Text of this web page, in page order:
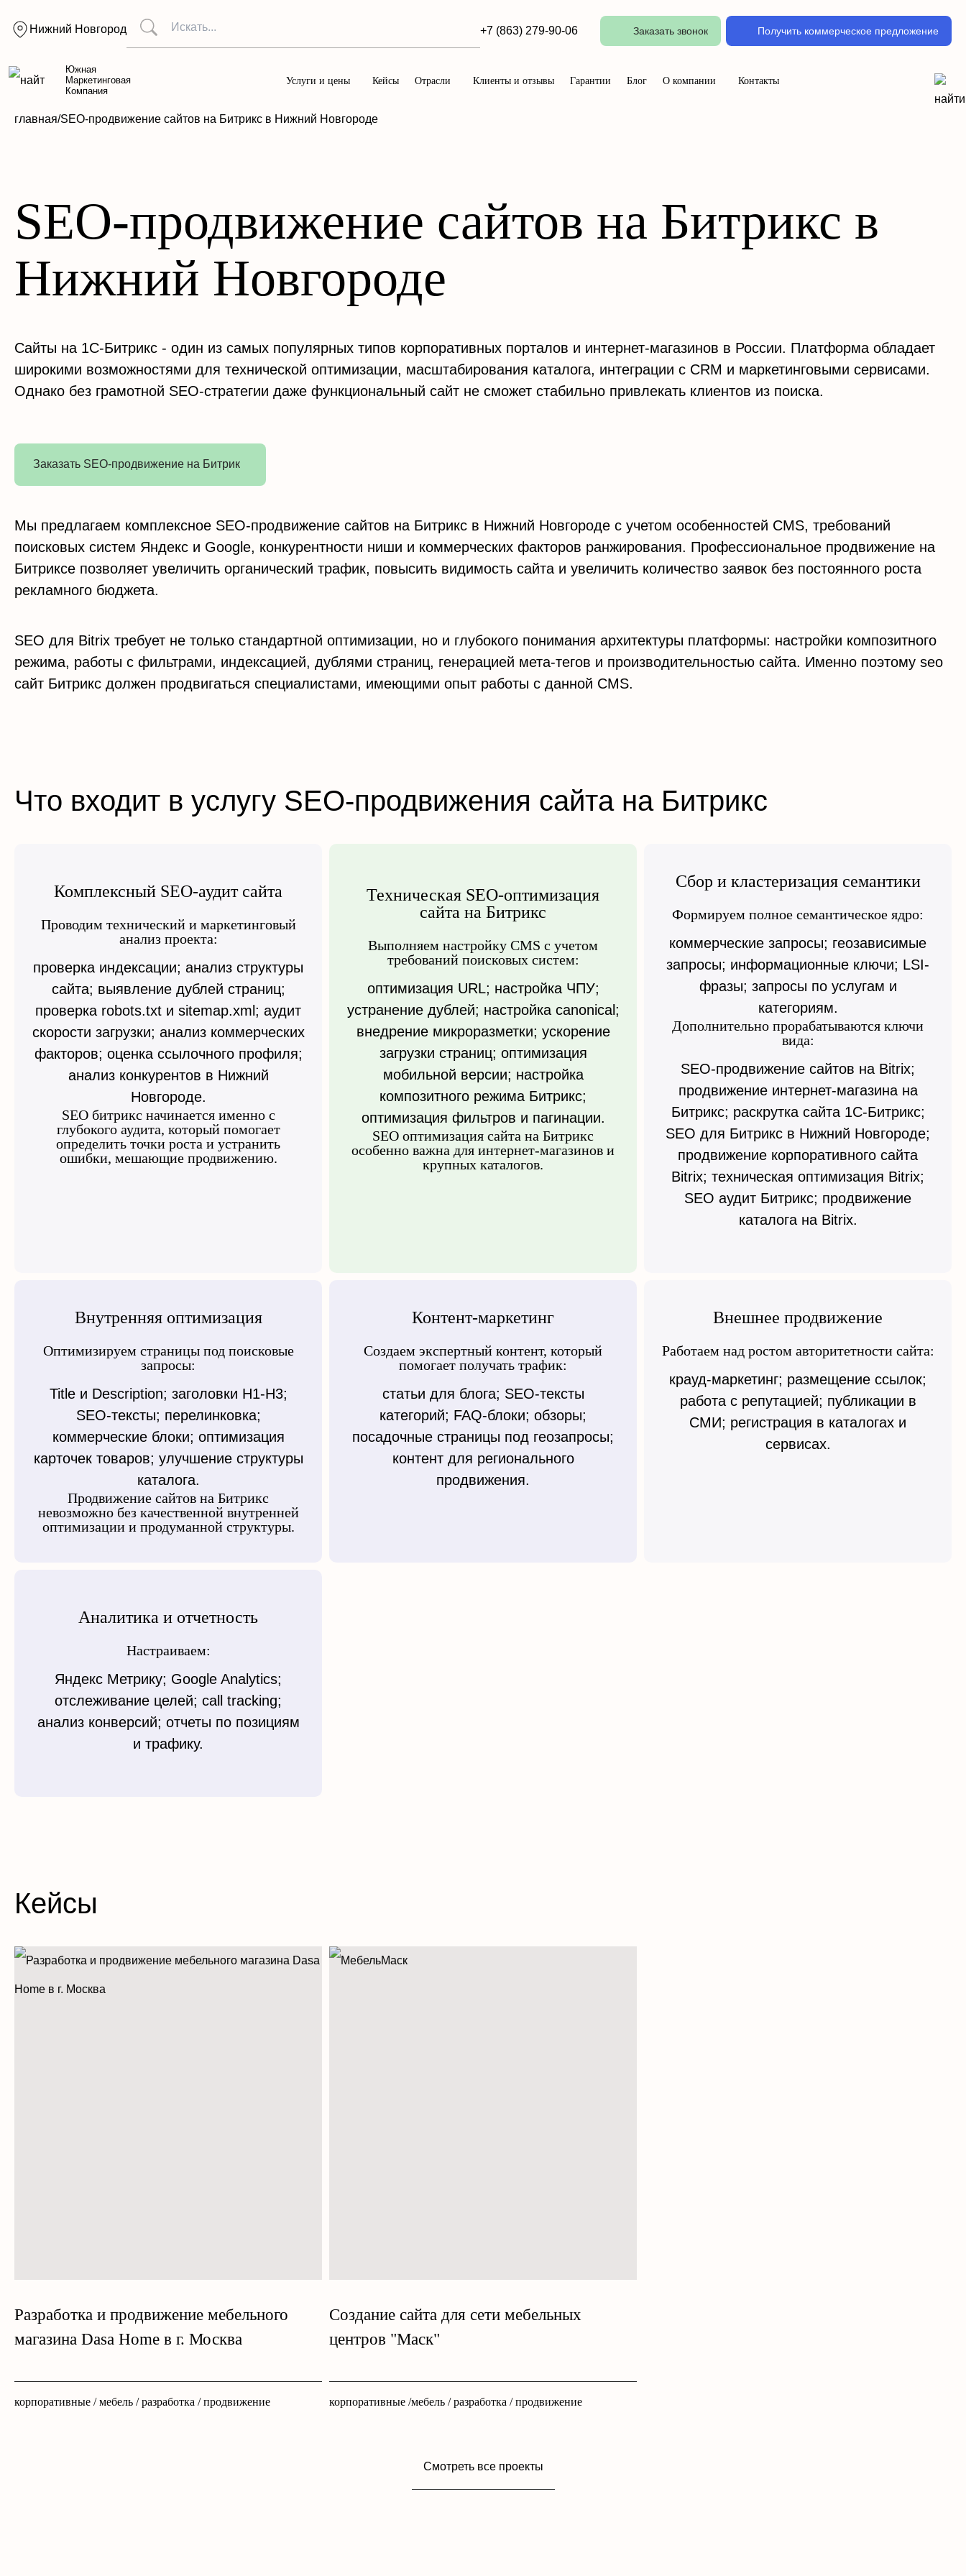
Нижний Новгород +7 (863) 279-90-06 Заказать звонок Получить коммерческое предложение
Южная
Маркетинговая
Компания
Услуги и цены Кейсы Отрасли Клиенты и отзывы Гарантии Блог О компании Контакты
главная/SEO-продвижение сайтов на Битрикс в Нижний Новгороде
SEO-продвижение сайтов на Битрикс в
Нижний Новгороде
Сайты на 1С-Битрикс - один из самых популярных типов корпоративных порталов и интернет-магазинов в России. Платформа обладает
широкими возможностями для технической оптимизации, масштабирования каталога, интеграции с CRM и маркетинговыми сервисами.
Однако без грамотной SEO-стратегии даже функциональный сайт не сможет стабильно привлекать клиентов из поиска.
Заказать SEO-продвижение на Битрик
Мы предлагаем комплексное SEO-продвижение сайтов на Битрикс в Нижний Новгороде с учетом особенностей CMS, требований
поисковых систем Яндекс и Google, конкурентности ниши и коммерческих факторов ранжирования. Профессиональное продвижение на
Битриксе позволяет увеличить органический трафик, повысить видимость сайта и увеличить количество заявок без постоянного роста
рекламного бюджета.
SEO для Bitrix требует не только стандартной оптимизации, но и глубокого понимания архитектуры платформы: настройки композитного
режима, работы с фильтрами, индексацией, дублями страниц, генерацией мета-тегов и производительностью сайта. Именно поэтому seo
сайт Битрикс должен продвигаться специалистами, имеющими опыт работы с данной CMS.
Что входит в услугу SEO-продвижения сайта на Битрикс
Комплексный SEO-аудит сайта
Проводим технический и маркетинговый
анализ проекта:
проверка индексации; анализ структуры
сайта; выявление дублей страниц;
проверка robots.txt и sitemap.xml; аудит
скорости загрузки; анализ коммерческих
факторов; оценка ссылочного профиля;
анализ конкурентов в Нижний
Новгороде.
SEO битрикс начинается именно с
глубокого аудита, который помогает
определить точки роста и устранить
ошибки, мешающие продвижению.
Техническая SEO-оптимизация
сайта на Битрикс
Выполняем настройку CMS с учетом
требований поисковых систем:
оптимизация URL; настройка ЧПУ;
устранение дублей; настройка canonical;
внедрение микроразметки; ускорение
загрузки страниц; оптимизация
мобильной версии; настройка
композитного режима Битрикс;
оптимизация фильтров и пагинации.
SEO оптимизация сайта на Битрикс
особенно важна для интернет-магазинов и
крупных каталогов.
Сбор и кластеризация семантики
Формируем полное семантическое ядро:
коммерческие запросы; геозависимые
запросы; информационные ключи; LSI-
фразы; запросы по услугам и
категориям.
Дополнительно прорабатываются ключи
вида:
SEO-продвижение сайтов на Bitrix;
продвижение интернет-магазина на
Битрикс; раскрутка сайта 1С-Битрикс;
SEO для Битрикс в Нижний Новгороде;
продвижение корпоративного сайта
Bitrix; техническая оптимизация Bitrix;
SEO аудит Битрикс; продвижение
каталога на Bitrix.
Внутренняя оптимизация
Оптимизируем страницы под поисковые
запросы:
Title и Description; заголовки H1-H3;
SEO-тексты; перелинковка;
коммерческие блоки; оптимизация
карточек товаров; улучшение структуры
каталога.
Продвижение сайтов на Битрикс
невозможно без качественной внутренней
оптимизации и продуманной структуры.
Контент-маркетинг
Создаем экспертный контент, который
помогает получать трафик:
статьи для блога; SEO-тексты
категорий; FAQ-блоки; обзоры;
посадочные страницы под геозапросы;
контент для регионального
продвижения.
Внешнее продвижение
Работаем над ростом авторитетности сайта:
крауд-маркетинг; размещение ссылок;
работа с репутацией; публикации в
СМИ; регистрация в каталогах и
сервисах.
Аналитика и отчетность
Настраиваем:
Яндекс Метрику; Google Analytics;
отслеживание целей; call tracking;
анализ конверсий; отчеты по позициям
и трафику.
Кейсы
Разработка и продвижение мебельного
магазина Dasa Home в г. Москва
корпоративные / мебель / разработка / продвижение
Создание сайта для сети мебельных
центров "Маск"
корпоративные /мебель / разработка / продвижение
Смотреть все проекты